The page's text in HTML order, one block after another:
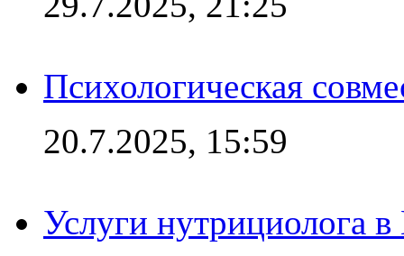
Психологическая
20.7.2025, 15:59
Услуги нутрициолога